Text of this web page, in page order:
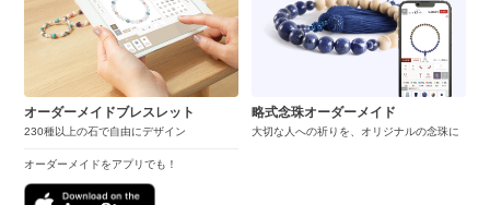
オーダーメイドブレスレット
230種以上の石で自由にデザイン
オーダーメイドをアプリでも！
略式念珠オーダーメイド
大切な人への祈りを、オリジナルの念珠に